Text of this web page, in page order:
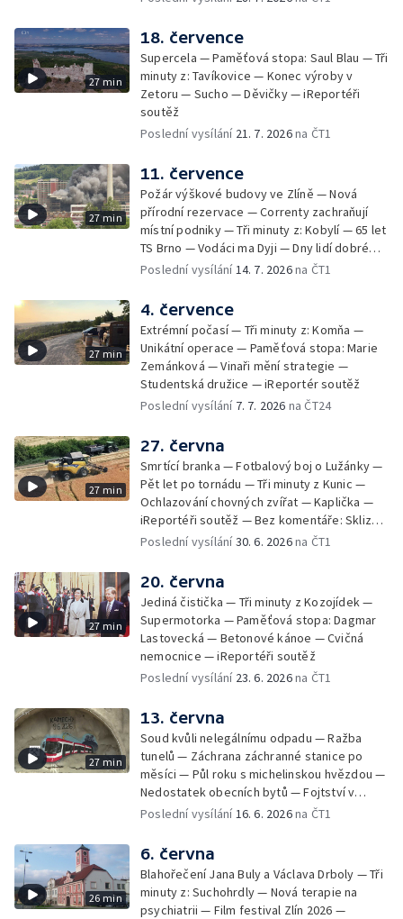
27 min
18. července
Supercela — Paměťová stopa: Saul Blau — Tři
minuty z: Tavíkovice — Konec výroby v
Zetoru — Sucho — Děvičky — iReportéři
soutěž
Poslední vysílání 21. 7. 2026na ČT1
27 min
11. července
Požár výškové budovy ve Zlíně — Nová
přírodní rezervace — Correnty zachraňují
místní podniky — Tři minuty z: Kobylí — 65 let
TS Brno — Vodáci ma Dyji — Dny lidí dobré
vůle — iReportéři soutěž
Poslední vysílání14. 7. 2026na ČT1
27 min
4. července
Extrémní počasí — Tři minuty z: Komňa —
Unikátní operace — Paměťová stopa: Marie
Zemánková — Vinaři mění strategie —
Studentská družice — iReportér soutěž
Poslední vysílání 7. 7. 2026 na ČT24
27 min
27. června
Smrtící branka — Fotbalový boj o Lužánky —
Pět let po tornádu — Tři minuty z Kunic —
Ochlazování chovných zvířat — Kaplička —
iReportéři soutěž — Bez komentáře: Sklizeň
obilí v Bulharech
Poslední vysílání30. 6. 2026na ČT1
27 min
20. června
Jediná čistička — Tři minuty z Kozojídek —
Supermotorka — Paměťová stopa: Dagmar
Lastovecká — Betonové kánoe — Cvičná
nemocnice — iReportéři soutěž
Poslední vysílání 23. 6. 2026na ČT1
27 min
13. června
Soud kvůli nelegálnímu odpadu — Ražba
tunelů — Záchrana záchranné stanice po
měsíci — Půl roku s michelinskou hvězdou —
Nedostatek obecních bytů — Fojtství v
Jasenné — iReportéři soutěž
Poslední vysílání16. 6. 2026na ČT1
26 min
6. června
Blahořečení Jana Buly a Václava Drboly — Tři
minuty z: Suchohrdly — Nová terapie na
psychiatrii — Film festival Zlín 2026 —